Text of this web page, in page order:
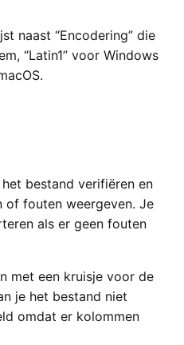
naast “Encodering” die
“Latin1” voor Windows
bestand verifiëren en
of fouten weergeven. Je
als er geen fouten
met een kruisje voor de
je het bestand niet
omdat er kolommen